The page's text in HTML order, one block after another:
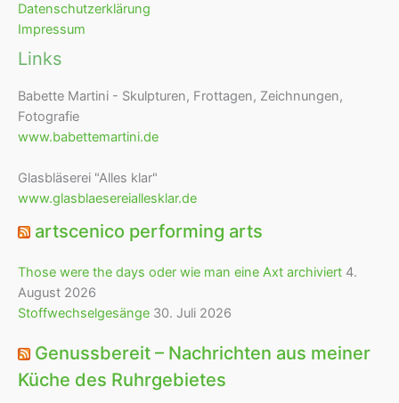
Datenschutzerklärung
Impressum
Links
Babette Martini - Skulpturen, Frottagen, Zeichnungen,
Fotografie
www.babettemartini.de
Glasbläserei "Alles klar"
www.glasblaesereiallesklar.de
artscenico performing arts
Those were the days oder wie man eine Axt archiviert 4.
August 2026
Stoffwechselgesänge 30. Juli 2026
Genussbereit – Nachrichten aus meiner
Küche des Ruhrgebietes